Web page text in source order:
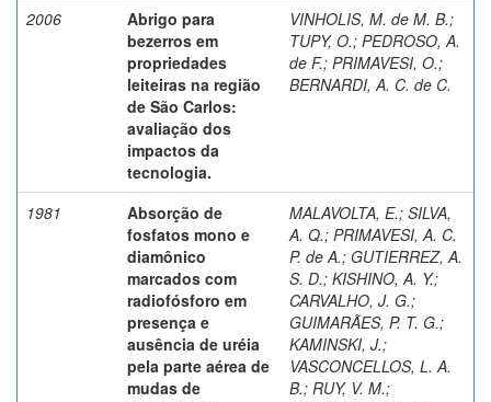
2006
Abrigo para
bezerros em
propriedades
leiteiras na região
de São Carlos:
avaliação dos
impactos da
tecnologia.
VINHOLIS, M. de M. B.;
TUPY, O.; PEDROSO, A.
de F.; PRIMAVESI, O.;
BERNARDI, A. C. de C.
1981
Absorção de
fosfatos mono e
diamônico
marcados com
radiofósforo em
presença e
ausência de uréia
pela parte aérea de
mudas de
MALAVOLTA, E.; SILVA,
A. Q.; PRIMAVESI, A. C.
P. de A.; GUTIERREZ, A.
S. D.; KISHINO, A. Y.;
CARVALHO, J. G.;
GUIMARÃES, P. T. G.;
KAMINSKI, J.;
VASCONCELLOS, L. A.
B.; RUY, V. M.;